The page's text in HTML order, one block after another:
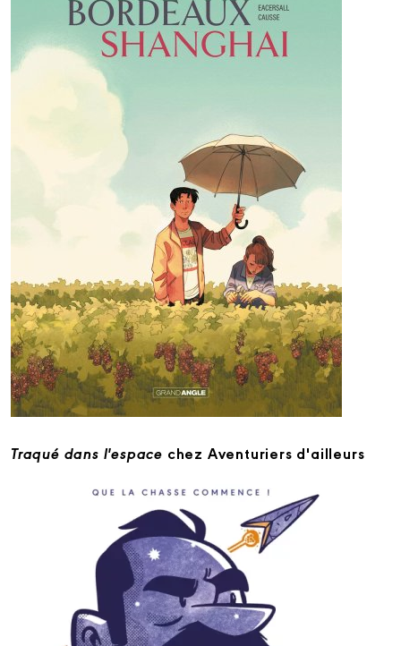
Traqué dans l'espace chez Aventuriers d'ailleurs